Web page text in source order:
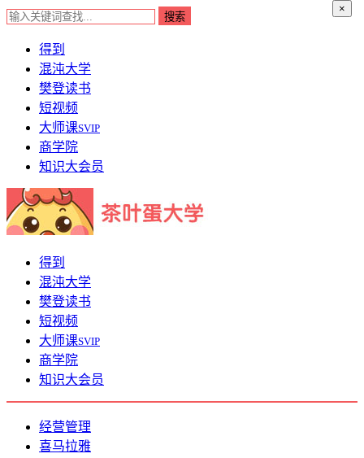
×
得到
混沌大学
樊登读书
短视频
大师课SVIP
商学院
知识大会员
得到
混沌大学
樊登读书
短视频
大师课SVIP
商学院
知识大会员
经营管理
喜马拉雅